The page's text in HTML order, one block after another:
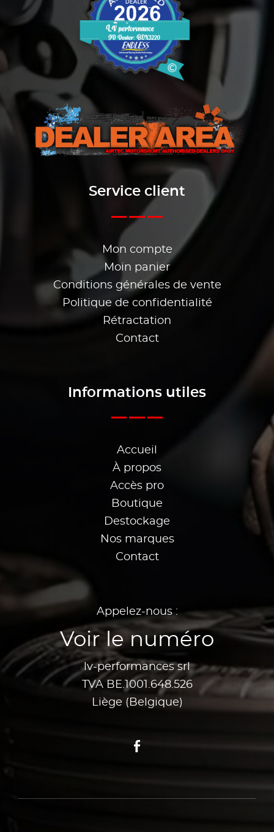
Service client
Mon compte
Moin panier
Conditions générales de vente
Politique de confidentialité
Rétractation
Contact
Informations utiles
Accueil
À propos
Accès pro
Boutique
Destockage
Nos marques
Contact
Appelez-nous :
Voir le numéro
lv-performances srl
TVA BE.1001.648.526
Liège (Belgique)